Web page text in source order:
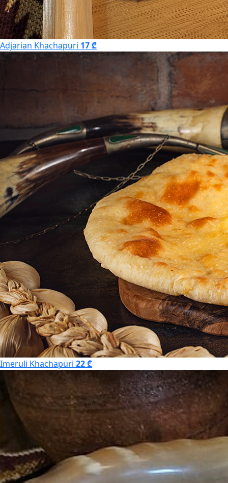
Adjarian Khachapuri 17 ₾
Imeruli Khachapuri 22 ₾